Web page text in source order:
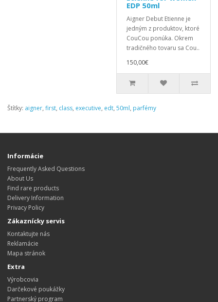
EDP 50ml
Aigner Debut Etienne je
jedným z produktov, ktoré
CouCou ponúka. Okrem
tradičného tovaru sa Cou..
150,00€
Štítky: aigner, first, class, executive, edt, 50ml, parfémy
Informácie
Frequently Asked Questions
About Us
Find rare products
Delivery Information
Privacy Policy
Zákaznícky servis
Kontaktujte nás
Reklamácie
Mapa stránok
Extra
Výrobcovia
Darčekové poukážky
Partnerský program